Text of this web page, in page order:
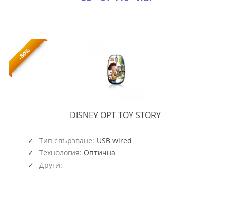
-80%
DISNEY OPT TOY STORYOPT
Тип свързване: USB wired
Технология: Оптична
Други: -